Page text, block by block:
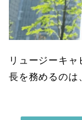
リュージーキ
長を務めるのは